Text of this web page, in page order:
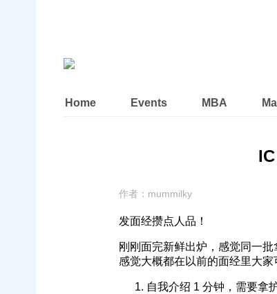
Home Events MBA
作者： mummilky
发面经攒点人品！
刚刚面完新鲜出炉，感觉同一批
感觉大概都在以前的面经里大家
自我介绍 1 分钟，需要拿